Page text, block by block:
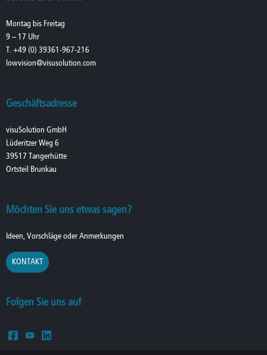
Montag bis Freitag
9 – 17 Uhr
T. +49 (0) 39361-967-216
lowvision@visusolution.com
Geschäftsadresse
visuSolution GmbH
Lüderitzer Weg 6
39517 Tangerhütte
Ortsteil Brunkau
Möchten Sie uns etwas sagen?
Ideen, Vorschläge oder Anmerkungen
KONTAKT
Folgen Sie uns auf